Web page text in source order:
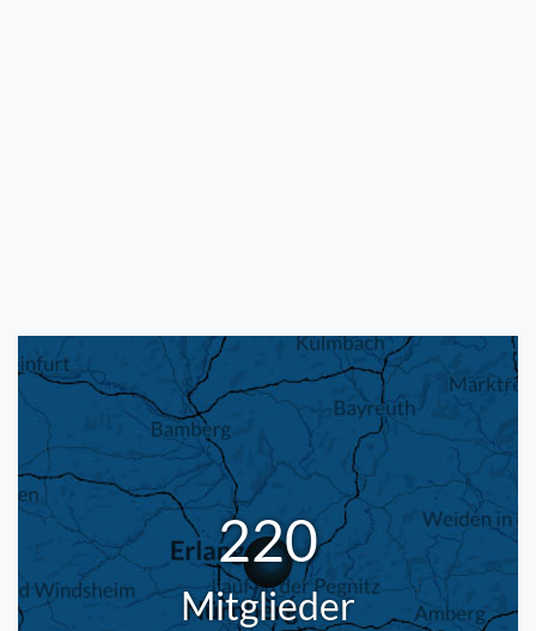
220
Mitglieder